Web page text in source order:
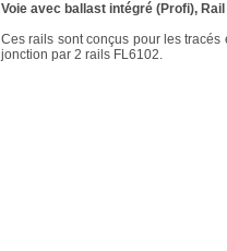
Voie avec ballast intégré (Profi),
Ces rails sont conçus pour les
jonction par 2 rails FL6102.